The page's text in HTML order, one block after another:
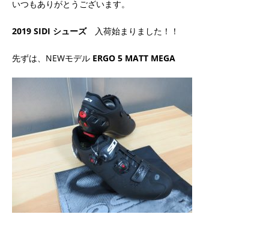
いつもありがとうございます。
2019 SIDI シューズ入荷始まりました！！
先ずは、NEWモデル ERGO 5 MATT MEGA